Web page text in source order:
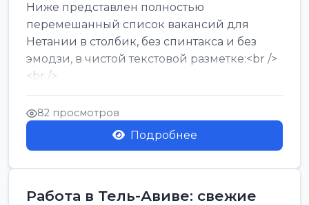
Ниже представлен полностью
перемешанный список вакансий для
Нетании в столбик, без спинтакса и без
эмодзи, в чистой текстовой разметке:<br />
<br />
Работа в Нетании на мебельном
производстве: требу...
82 просмотров
Подробнее
Работа в Тель-Авиве: свежие